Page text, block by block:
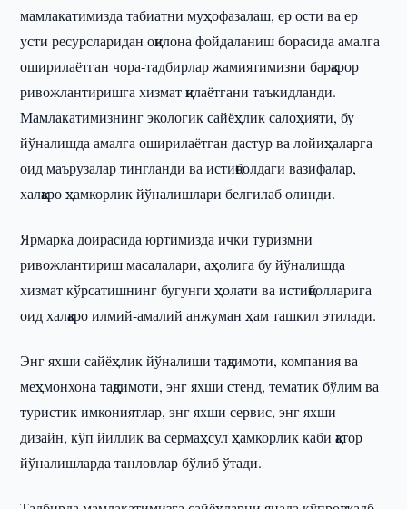
мамлакатимизда табиатни муҳофазалаш, ер ости ва ер
усти ресурсларидан оқилона фойдаланиш борасида амалга
оширилаётган чора-тадбирлар жамиятимизни барқарор
ривожлантиришга хизмат қилаётгани таъкидланди.
Мамлакатимизнинг экологик сайёҳлик салоҳияти, бу
йўналишда амалга оширилаётган дастур ва лойиҳаларга
оид маърузалар тингланди ва истиқболдаги вазифалар,
халқаро ҳамкорлик йўналишлари белгилаб олинди.
Ярмарка доирасида юртимизда ички туризмни
ривожлантириш масалалари, аҳолига бу йўналишда
хизмат кўрсатишнинг бугунги ҳолати ва истиқболларига
оид халқаро илмий-амалий анжуман ҳам ташкил этилади.
Энг яхши сайёҳлик йўналиши тақдимоти, компания ва
меҳмонхона тақдимоти, энг яхши стенд, тематик бўлим ва
туристик имкониятлар, энг яхши сервис, энг яхши
дизайн, кўп йиллик ва сермаҳсул ҳамкорлик каби қатор
йўналишларда танловлар бўлиб ўтади.